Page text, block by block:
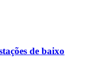
de baixo